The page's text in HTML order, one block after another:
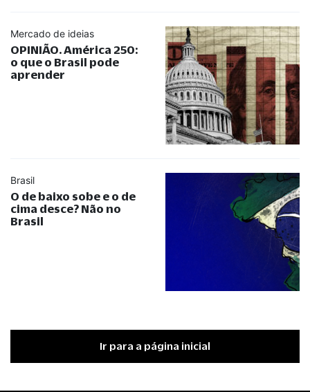
Mercado de ideias
OPINIÃO. América 250:
o que o Brasil pode
aprender
Brasil
O de baixo sobe e o de
cima desce? Não no
Brasil
Ir para a página inicial